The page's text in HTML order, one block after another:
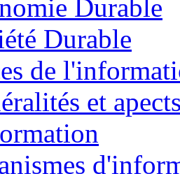
Durable
Durable
de
et